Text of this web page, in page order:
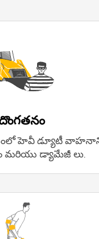
హెవీ డ్యూటీ
మరియు డ్యామేజీ లు.